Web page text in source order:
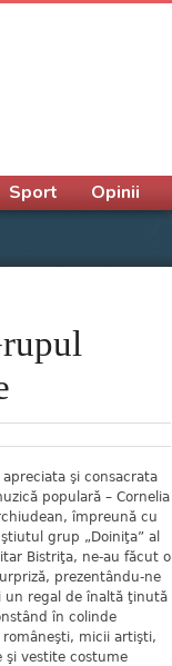
şi consacrata
populară – Cornelia
împreună cu
grup „Doiniţa” al
Bistriţa, ne-au făcut o
prezentându-ne
un regal de înaltă ţinută
în colinde
micii artişti,
şi vestite costume
Sport Opinii